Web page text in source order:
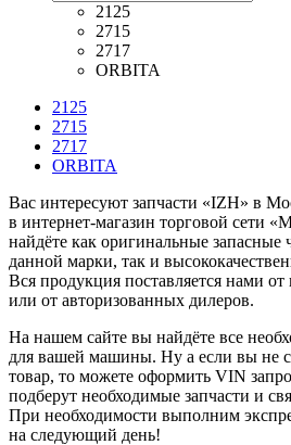
2125
2715
2717
ORBITA
2125
2715
2717
ORBITA
Вас интересуют запчасти «IZH» в
в интернет-магазин торговой сети
найдёте как оригинальные
данной марки, так и
Вся продукция поставляется нами от
или от авторизованных дилеров.
На нашем сайте вы найдёте все
для вашей машины. Ну а если вы не
товар, то можете оформить VIN
подберут необходимые запчасти и
При необходимости выполним
на следующий день!